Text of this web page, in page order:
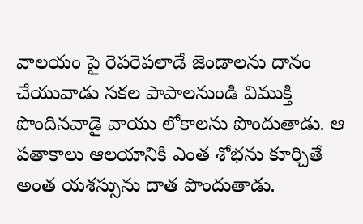
దేవాలయం పై రెపరెపలాడే జెండాలను దానం
చేయువాడు సకల పాపాలనుండి విముక్తి
పొందినవాడై వాయు లోకాలను పొందుతాడు. ఆ
పతాకాలు ఆలయానికి ఎంత శోభను కూర్చితే
అంత యశస్సును దాత పొందుతాడు.